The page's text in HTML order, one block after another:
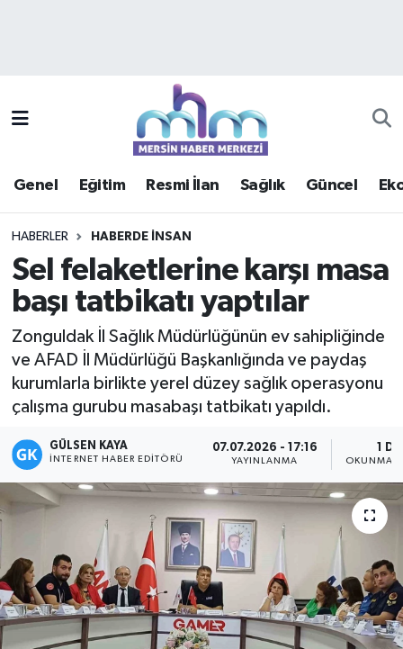
Genel Eğitim Resmi İlan Sağlık Güncel
HABERLER HABERDE INSAN
Sel felaketlerine karşı masa
başı tatbikatı yaptılar
Zonguldak İl Sağlık Müdürlüğünün ev sahipliğinde
ve AFAD İl Müdürlüğü Başkanlığında ve paydaş
kurumlarla birlikte yerel düzey sağlık operasyonu
çalışma gurubu masabaşı tatbikatı yapıldı.
GÜLSEN KAYA
İNTERNET HABER EDITÖRÜ
07.07.2026 - 17:16
YAYINLANMA
1 DK
OKUNMA
Güncel
Haberde insan
Kültür - Sanat
Magazin
Mersin
Mersin Tarihi
Özel Haber
Politika
Mersin Trafik Yoğunluk Haritası
Süper Lig Puan Durumu ve Fikstür
Haber Arşivi